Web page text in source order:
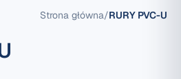
Strona główna/RURY PVC-U